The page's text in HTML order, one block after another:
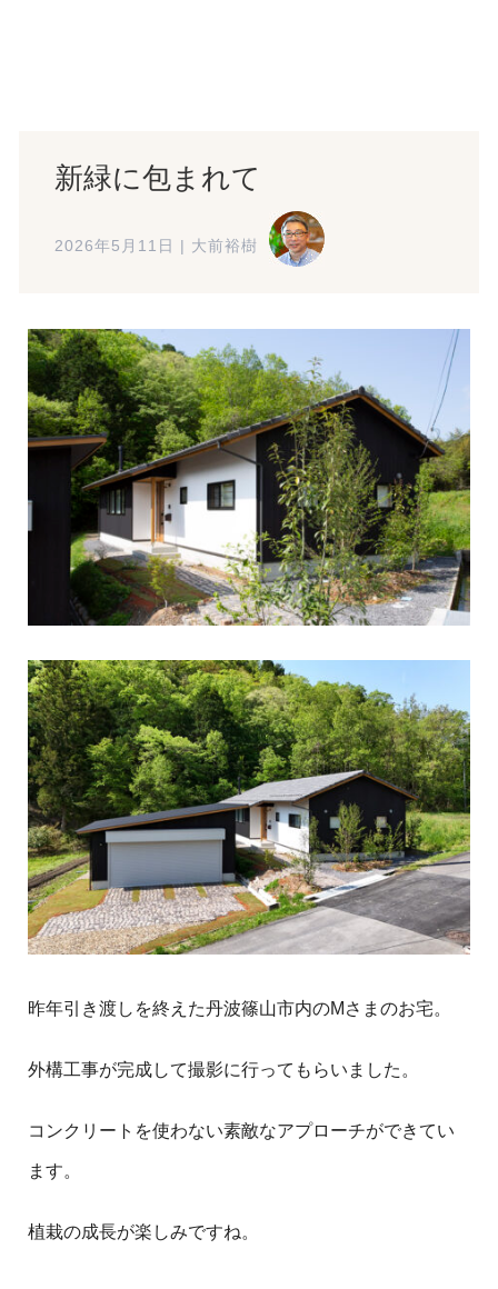
新緑に包まれて
2026年5月11日 大前裕樹
昨年引き渡しを終えた丹波篠山市内のMさまのお宅。
外構工事が完成して撮影に行ってもらいました。
コンクリートを使わない素敵なアプローチができてい
ます。
植栽の成長が楽しみですね。